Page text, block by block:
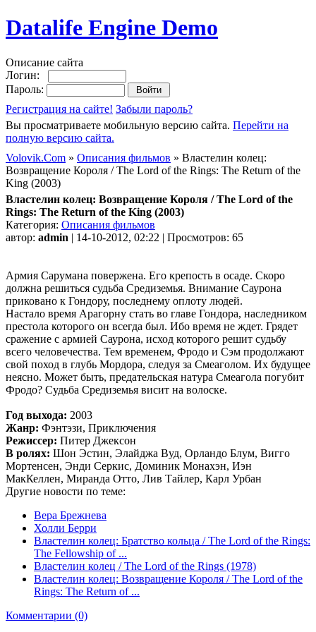
Datalife Engine Demo
Описание сайта
Логин:
Пароль:
Регистрация на сайте! Забыли пароль?
Вы просматриваете мобильную версию сайта. Перейти на
полную версию сайта.
Volovik.Com » Описания фильмов » Властелин колец:
Возвращение Короля / The Lord of the Rings: The Return of the
King (2003)
Властелин колец: Возвращение Короля / The Lord of the
Rings: The Return of the King (2003)
Категория: Описания фильмов
автор: admin | 14-10-2012, 02:22 | Просмотров: 65
Армия Сарумана повержена. Его крепость в осаде. Скоро
должна решиться судьба Средиземья. Внимание Саурона
приковано к Гондору, последнему оплоту людей.
Настало время Арагорну стать во главе Гондора, наследником
престола которого он всегда был. Ибо время не ждет. Грядет
сражение с армией Саурона, исход которого решит судьбу
всего человечества. Тем временем, Фродо и Сэм продолжают
свой поход в глубь Мордора, следуя за Смеаголом. Их будущее
неясно. Может быть, предательская натура Смеагола погубит
Фродо? Судьба Средиземья висит на волоске.
Год выхода: 2003
Жанр: Фэнтэзи, Приключения
Режиссер: Питер Джексон
В ролях: Шон Эстин, Элайджа Вуд, Орландо Блум, Вигго
Мортенсен, Энди Серкис, Доминик Монахэн, Иэн
МакКеллен, Миранда Отто, Лив Тайлер, Карл Урбан
Другие новости по теме:
Вера Брежнева
Холли Берри
Властелин колец: Братство кольца / The Lord of the Rings:
The Fellowship of ...
Властелин колец / The Lord of the Rings (1978)
Властелин колец: Возвращение Короля / The Lord of the
Rings: The Return of ...
Комментарии (0)